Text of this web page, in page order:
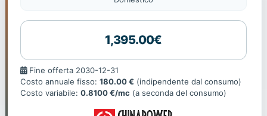
1,395.00€
Fine
offerta
Fine offerta 2030-12-31
Costo annuale fisso: 180.00 € (indipendente dal consumo)
Costo variabile: 0.8100 €/mc (a seconda del consumo)